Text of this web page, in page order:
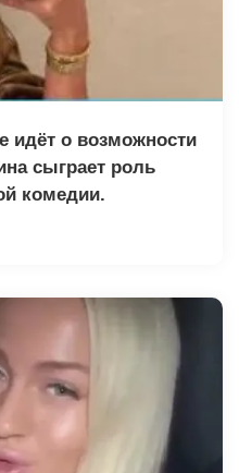
идёт о возможности
сыграет роль
комедии.